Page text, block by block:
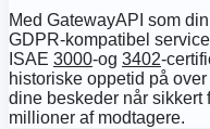
Med GatewayAPI som
GDPR-kompatibel
ISAE 3000-og 3402-
historiske oppetid på
dine beskeder når sikkert
millioner af modtagere.